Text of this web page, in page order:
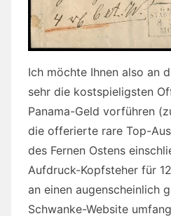
Ich möchte Ihnen also an
sehr die kostspieligsten
Panama-Geld vorführen
die offerierte rare Top-
des Fernen Ostens
Aufdruck-Kopfsteher für
an einen augenscheinlich
Schwanke-Website